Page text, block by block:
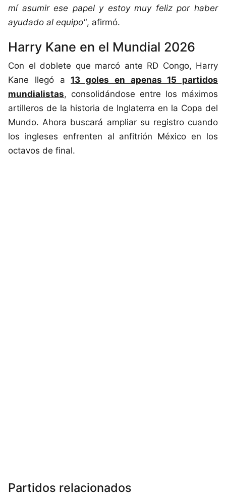
mí asumir ese papel y estoy muy feliz por haber
ayudado al equipo", afirmó.
Harry Kane en el Mundial 2026
Con el doblete que marcó ante RD Congo, Harry
Kane llegó a13 goles en apenas 15 partidos
mundialistas, consolidándose entre los máximos
artilleros de la historia de Inglaterra en la Copa del
Mundo. Ahora buscará ampliar su registro cuando
los ingleses enfrenten al anfitrión México en los
octavos de final.
Partidos relacionados